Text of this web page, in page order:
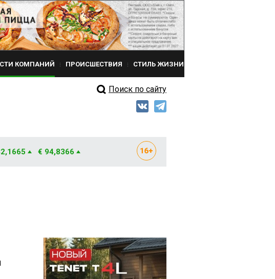
КОМПАНИЙ ПРОИСШЕСТВИЯ СТИЛЬ ЖИЗНИ
Поиск по сайту
€ 94,8366